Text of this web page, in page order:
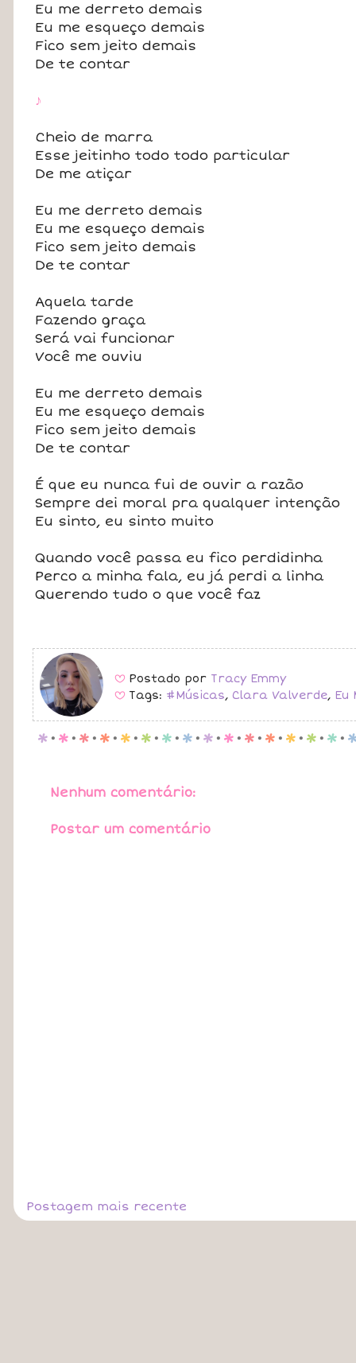
Eu me derreto demais
Eu me esqueço demais
Fico sem jeito demais
De te contar
♪
Cheio de marra
Esse jeitinho todo todo particular
De me atiçar
Eu me derreto demais
Eu me esqueço demais
Fico sem jeito demais
De te contar
Aquela tarde
Fazendo graça
Será vai funcionar
Você me ouviu
Eu me derreto demais
Eu me esqueço demais
Fico sem jeito demais
De te contar
É que eu nunca fui de ouvir a razão
Sempre dei moral pra qualquer intenção
Eu sinto, eu sinto muito
Quando você passa eu fico perdidinha
Perco a minha fala, eu já perdi a linha
Querendo tudo o que você faz
B Postado por Tracy Emmy
B Tags: #Músicas, Clara Valverde, Eu
p . p . p . p . p . p . p . p . p . p . p . p . p . p . p .
Nenhum comentário:
Postar um comentário
Postagem mais recente